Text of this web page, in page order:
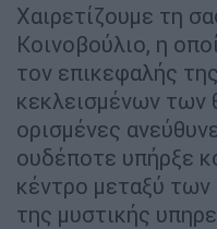
Χαιρετίζουμε τη
Κοινοβούλιο, η
τον επικεφαλής
κεκλεισμένων των
ορισμένες
ουδέποτε υπήρξε
κέντρο μεταξύ
της μυστικής